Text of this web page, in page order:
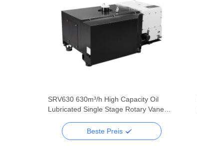
SRV630 630m³/h High Capacity Oil
Lubricated Single Stage Rotary Vane
Beste Preis